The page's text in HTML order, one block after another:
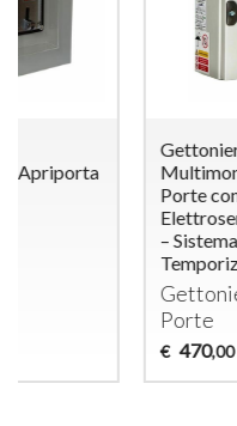
Multimoneta per 3
Elettroserrature 12Vcc
– Sistema Apriporta
Temporizzato
Gettoniera per 3